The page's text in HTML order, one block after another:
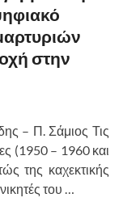
στην
– Π. Σάμιος Τις
(1950 – 1960 και
της καχεκτικής
του …